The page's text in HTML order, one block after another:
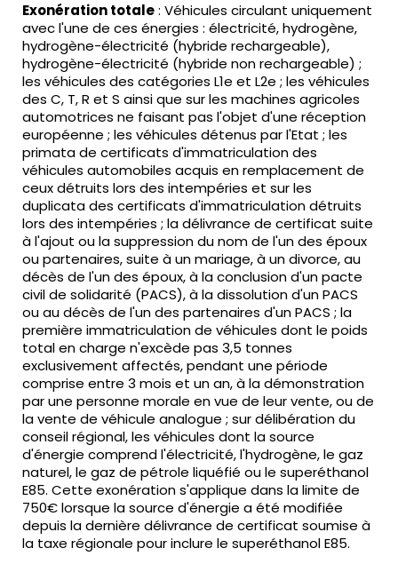
Exonération totale: Véhicules circulant uniquement
avec l'une de ces énergies : électricité, hydrogène,
hydrogène-électricité (hybride rechargeable),
hydrogène-électricité (hybride non rechargeable) ;
les véhicules des catégories L1e et L2e ; les véhicules
des C, T, R et S ainsi que sur les machines agricoles
automotrices ne faisant pas l'objet d'une réception
européenne ; les véhicules détenus par l'Etat ; les
primata de certificats d'immatriculation des
véhicules automobiles acquis en remplacement de
ceux détruits lors des intempéries et sur les
duplicata des certificats d'immatriculation détruits
lors des intempéries ; la délivrance de certificat suite
à l'ajout ou la suppression du nom de l'un des époux
ou partenaires, suite à un mariage, à un divorce, au
décès de l'un des époux, à la conclusion d'un pacte
civil de solidarité (PACS), à la dissolution d'un PACS
ou au décès de l'un des partenaires d'un PACS ; la
première immatriculation de véhicules dont le poids
total en charge n'excède pas 3,5 tonnes
exclusivement affectés, pendant une période
comprise entre 3 mois et un an, à la démonstration
par une personne morale en vue de leur vente, ou de
la vente de véhicule analogue ; sur délibération du
conseil régional, les véhicules dont la source
d'énergie comprend l'électricité, l'hydrogène, le gaz
naturel, le gaz de pétrole liquéfié ou le superéthanol
E85. Cette exonération s'applique dans la limite de
750€ lorsque la source d'énergie a été modifiée
depuis la dernière délivrance de certificat soumise à
la taxe régionale pour inclure le superéthanol E85.